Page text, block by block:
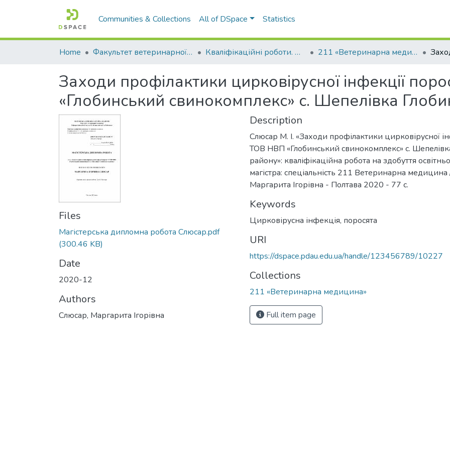
Communities & Collections All of DSpace Statistics
Home Факультет ветеринарної медицини Кваліфікаційні роботи. Факультет ветеринарної медицини 211 «Ветеринарна медицина»
Заходи профілактики цирковірусної інфекції
«Глобинський свинокомплекс» с. Шепелівка
Files
Магістерська дипломна робота Слюсар.pdf
(300.46 KB)
Date
2020-12
Authors
Слюсар, Маргарита Ігорівна
Description
Слюсар М. І. «Заходи профілактики цирковірусної
ТОВ НВП «Глобинський свинокомплекс» с.
району»: кваліфікаційна робота на здобуття
магістра: спеціальність 211 Ветеринарна
Маргарита Ігорівна - Полтава 2020 - 77 с.
Keywords
Цирковірусна інфекція, поросята
URI
https://dspace.pdau.edu.ua/handle/123456789/10227
Collections
211 «Ветеринарна медицина»
Full item page